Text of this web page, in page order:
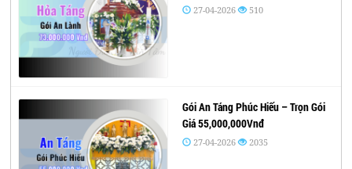
27-04-2026 510
Gói An Táng Phúc Hiếu – Trọn Gói
Giá 55,000,000Vnđ
27-04-2026 2035